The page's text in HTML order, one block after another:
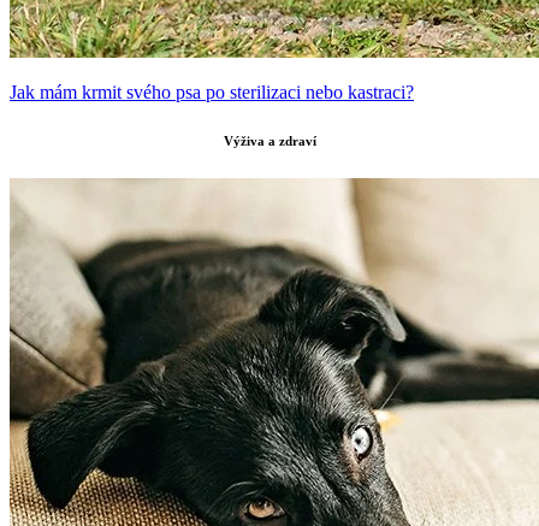
Jak mám krmit svého psa po sterilizaci nebo kastraci?
Výživa a zdraví